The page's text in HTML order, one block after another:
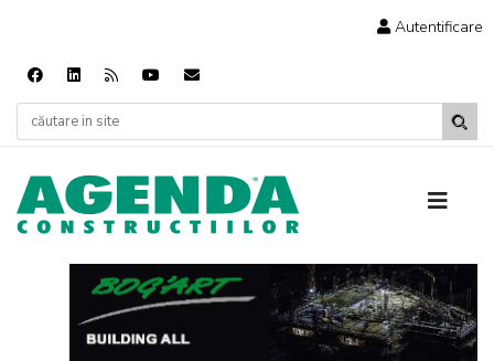
Autentificare